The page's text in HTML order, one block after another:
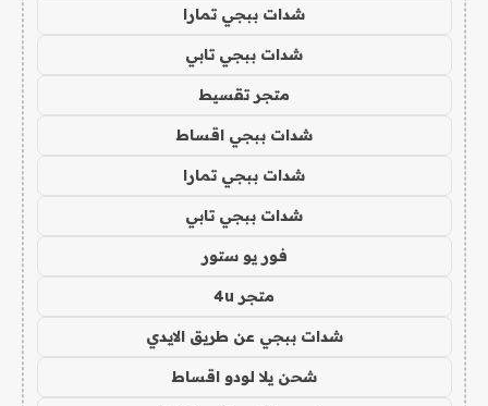
شدات ببجي تمارا
شدات ببجي تابي
متجر تقسيط
شدات ببجي اقساط
شدات ببجي تمارا
شدات ببجي تابي
فور يو ستور
متجر 4u
شدات ببجي عن طريق الايدي
شحن يلا لودو اقساط